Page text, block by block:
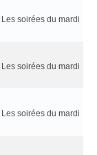
Les soirées du mardi
Les soirées du mardi
Les soirées du mardi